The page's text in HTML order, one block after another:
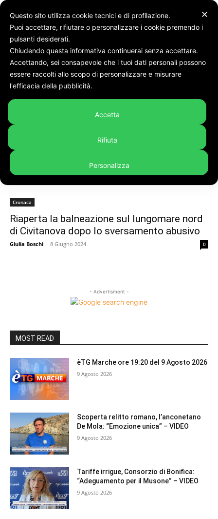
Riapertura balneazione
Tag:riapertura balneazione
Cronaca
Riaperta la balneazione sul lungomare nord
di Civitanova dopo lo sversamento abusivo
Giulia Boschi - 8 Giugno 2024 0
- Advertisment -
MOST READ
èTG Marche ore 19:20 del 9 Agosto 2026
9 Agosto 2026
Scoperta relitto romano, l’anconetano
De Mola: “Emozione unica” – VIDEO
9 Agosto 2026
Tariffe irrigue, Consorzio di Bonifica:
“Adeguamento per il Musone” – VIDEO
9 Agosto 2026
✕
Questo sito utilizza cookie tecnici e di profilazione.
Puoi accettare, rifiutare o personalizzare i cookie premendo i
pulsanti desiderati.
Chiudendo questa informativa continuerai senza accettare.
Accettando, sei consapevole che i tuoi dati personali possono
essere raccolti allo scopo di personalizzare e misurare
l'efficacia della pubblicità.
Accetta
Rifiuta
Personalizza